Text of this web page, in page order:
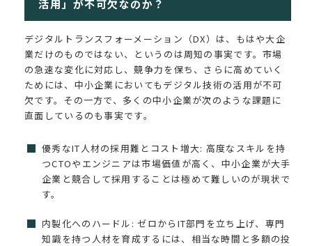
活用」が不可欠なのか？
デジタルトランスフォーメーション（DX）は、もはや大企
業だけのものではない、というのは周知の事実です。市場
の急速な変化に対応し、競争力を保ち、さらに高めていく
ためには、中小企業においてもデジタル技術の活用が不可
欠です。その一方で、多くの中小企業が次のような課題に
直面しているのも事実です。
優秀なIT人材の採用難とコスト増大: 高度なスキルを持
つCTOやエンジニアは市場価値が高く、中小企業が大手
企業と競合して採用することは極めて難しいのが現状で
す。
内製化へのハードル: ゼロからIT部門を立ち上げ、専門
知識を持つ人材を育成するには、相当な時間と多額の投